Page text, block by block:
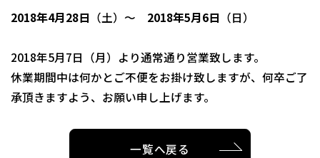
2018年4月28日 （土）～ 2018年5月6日 （日）
2018年5月7日（月）より通常通り営業致します。
休業期間中は何かとご不便をお掛け致しますが、何卒ご了
承頂きますよう、お願い申し上げます。
一覧へ戻る